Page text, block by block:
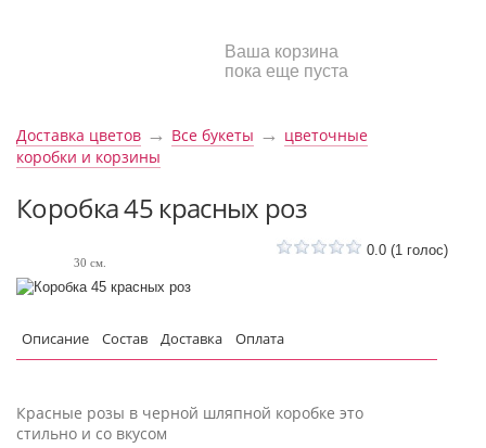
Ваша корзина
пока еще пуста
Доставка цветов → Все букеты → цветочные
коробки и корзины
Коробка 45 красных роз
0.0 (1 голос)
30 см.
Описание Состав Доставка Оплата
Красные розы в черной шляпной коробке это
стильно и со вкусом